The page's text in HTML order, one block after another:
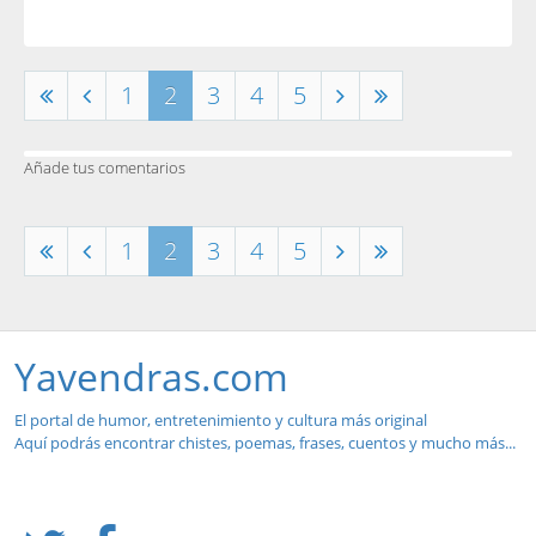
1 2 3 4 5
Añade tus comentarios
1 2 3 4 5
Yavendras.com
El portal de humor, entretenimiento y cultura más original
Aquí podrás encontrar chistes, poemas, frases, cuentos y mucho más...